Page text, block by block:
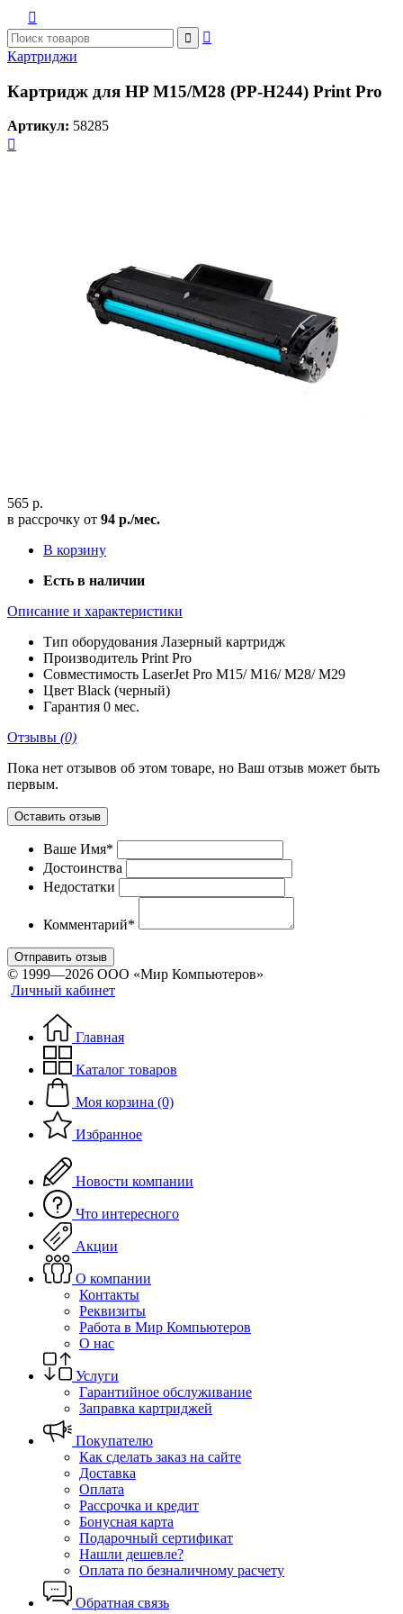



Картриджи
Картридж для HP M15/M28 (PP-H244) Print Pro
Артикул: 58285

565 р.
в рассрочку от 94 р./мес.
В корзину
Есть в наличии
Описание и характеристики
Тип оборудования Лазерный картридж
Производитель Print Pro
Совместимость LaserJet Pro M15/ M16/ M28/ M29
Цвет Black (черный)
Гарантия 0 мес.
Отзывы (0)
Пока нет отзывов об этом товаре, но Ваш отзыв может быть
первым.
Оставить отзыв
Ваше Имя*
Достоинства
Недостатки
Комментарий*
Отправить отзыв
© 1999—2026 ООО «Мир Компьютеров»
Личный кабинет
Главная
Каталог товаров
Моя корзина (0)
Избранное
Новости компании
Что интересного
Акции
О компании
Контакты
Реквизиты
Работа в Мир Компьютеров
О нас
Услуги
Гарантийное обслуживание
Заправка картриджей
Покупателю
Как сделать заказ на сайте
Доставка
Оплата
Рассрочка и кредит
Бонусная карта
Подарочный сертификат
Нашли дешевле?
Оплата по безналичному расчету
Обратная связь